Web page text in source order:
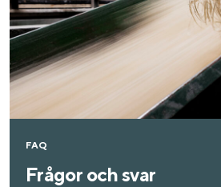
FAQ
Frågor och svar